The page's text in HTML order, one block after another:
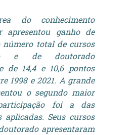
do conhecimento
apresentou ganho de
número total de cursos
e de doutorado
de 14,4 e 10,6 pontos
1998 e 2021. A grande
o segundo maior
foi a das
aplicadas. Seus cursos
apresentaram